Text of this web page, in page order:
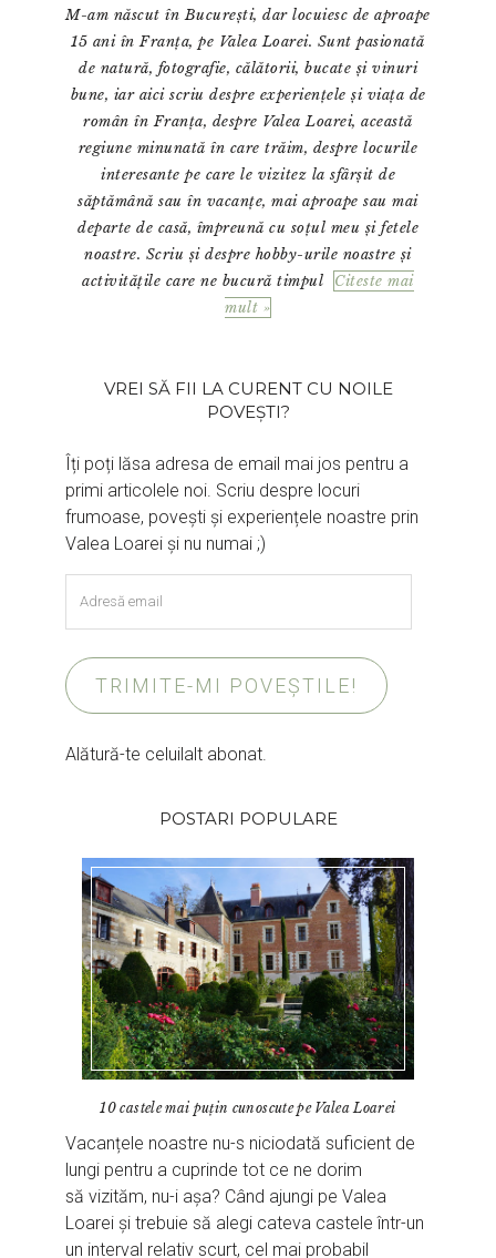
M-am născut în București, dar locuiesc de aproape
15 ani în Franța, pe Valea Loarei. Sunt pasionată
de natură, fotografie, călătorii, bucate și vinuri
bune, iar aici scriu despre experiențele și viața de
român în Franța, despre Valea Loarei, această
regiune minunată în care trăim, despre locurile
interesante pe care le vizitez la sfârșit de
săptămână sau în vacanțe, mai aproape sau mai
departe de casă, împreună cu soțul meu și fetele
noastre. Scriu și despre hobby-urile noastre și
activitățile care ne bucură timpul
Citeste mai
mult »
VREI SĂ FII LA CURENT CU NOILE
POVEȘTI?
Îți poți lăsa adresa de email mai jos pentru a
primi articolele noi. Scriu despre locuri
frumoase, povești și experiențele noastre prin
Valea Loarei și nu numai ;)
email
TRIMITE-MI POVEȘTILE!
Alătură-te celuilalt abonat.
POSTARI POPULARE
10 castele mai puțin cunoscute pe Valea Loarei
Vacanțele noastre nu-s niciodată suficient de
lungi pentru a cuprinde tot ce ne dorim
să vizităm, nu-i așa? Când ajungi pe Valea
Loarei și trebuie să alegi cateva castele într-un
un interval relativ scurt, cel mai probabil